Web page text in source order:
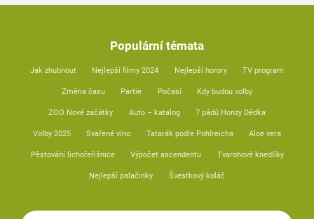
Populární témata
Jak zhubnout Nejlepší filmy 2024 Nejlepší horory TV program
Změna času Partie Počasí Kdy budou volby
ZOO Nové začátky Auto – katalog 7 pádů Honzy Dědka
Volby 2025 Svařené víno Tatarák podle Pohlreicha Aloe vera
Pěstování lichořeřišnice Výpočet ascendentu Tvarohové knedlíky
Nejlepší palačinky Švestkový koláč